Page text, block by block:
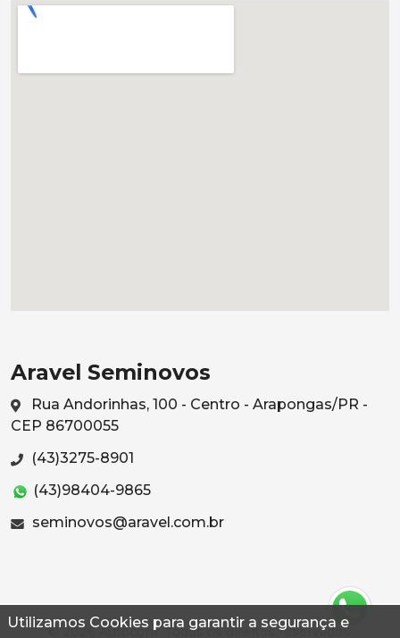
Utilizamos Cookies para garantir a segurança e
Aravel Seminovos
Rua Andorinhas, 100 - Centro - Arapongas/PR -
CEP 86700055
(43)3275-8901
(43)98404-9865
seminovos@aravel.com.br
© 2026 Autoconf. Todos os direitos reservados.